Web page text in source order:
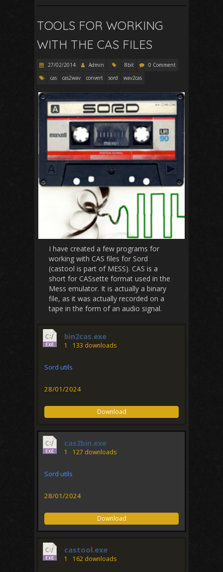
TOOLS FOR WORKING
WITH THE CAS FILES
27/02/2014 Admin 8bit
0 Comment
cas
cas2wav convert sord wav2cas
I have created a few programs for
working with CAS files for Sord
(castool is part of MESS). CAS is a
short for CASsette format used in the
Mess emulator. It is actually a binary
file, as it was actually recorded on a
tape in the form of an audio signal.
bin2cas.exe
1 133 downloads
Sord utils
28/01/2024
Download
cas2bin.exe
1 127 downloads
Sord utils
28/01/2024
Download
castool.exe
1 162 downloads